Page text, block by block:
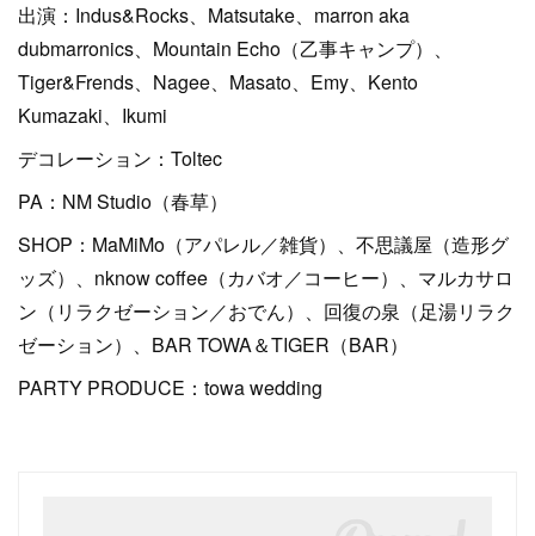
出演：Indus&Rocks、Matsutake、marron aka
dubmarronics、Mountain Echo（乙事キャンプ）、
Tiger&Frends、Nagee、Masato、Emy、Kento
Kumazaki、Ikumi
デコレーション：Toltec
PA：NM Studio（春草）
SHOP：MaMiMo（アパレル／雑貨）、不思議屋（造形グ
ッズ）、nknow coffee（カバオ／コーヒー）、マルカサロ
ン（リラクゼーション／おでん）、回復の泉（足湯リラク
ゼーション）、BAR TOWA＆TIGER（BAR）
PARTY PRODUCE：towa wedding